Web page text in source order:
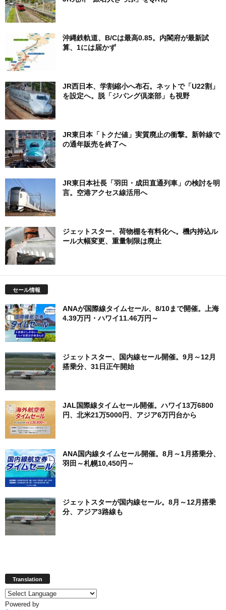
沖縄鉄軌道、B/Cは最高0.85。内閣府が最新試
算、1には届かず
JR西日本、学割縮小へ布石。ネットで「U22割」
を設定へ。脱「ジパング倶楽部」も視野
JR東日本「トクだ値」実質廃止の衝撃。新幹線で
の通年販売を終了へ
JR東日本社長「羽田・成田直通列車」の検討を明
言。空港アクセス線活用へ
ジェットスター、荷物棚を有料化へ。機内持込ル
ール大幅変更、重量制限は廃止
セール情報
ANAが国際線タイムセール、8/10まで開催。上海
4.39万円・ハワイ11.46万円～
ジェットスター、国内線セール開催。9月～12月
搭乗分、31日正午開始
JAL国際線タイムセール開催。ハワイ13万6800
円、北米21万5000円、アジア6万円台から
ANA国内線タイムセール開催。8月～1月搭乗分、
羽田～札幌10,450円～
ジェットスターが国内線セール。8月～12月搭乗
分、アジア3路線も
Translation
Powered by